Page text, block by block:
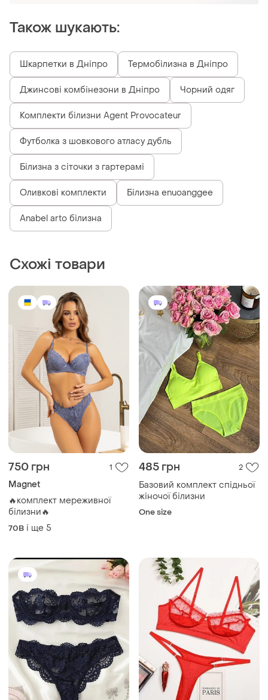
Також шукають:
Шкарпетки в Дніпро Термобілизна в Дніпро
Джинсові комбінезони в Дніпро Чорний одяг
Комплекти білизни Agent Provocateur
Футболка з шовкового атласу дубль
Білизна з сіточки з гартерамі
Оливкові комплекти Білизна enuoanggee
Anabel arto білизна
Схожі товари
750 грн 1
Magnet
🔥комплект мереживної
білизни🔥
70B і ще 5
485 грн 2
Базовий комплект спідньої
жіночої білизни
One size